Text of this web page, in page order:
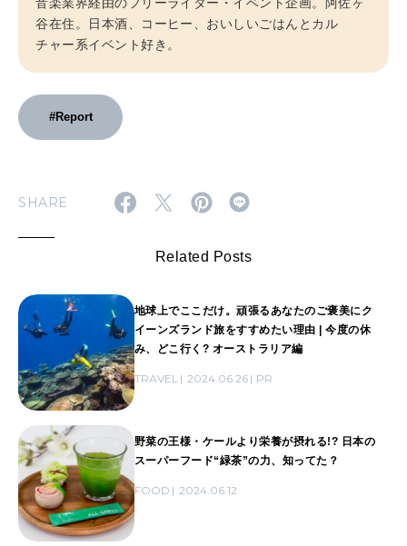
音楽業界経由のフリーライター・イベント企画。阿佐ヶ
谷在住。日本酒、コーヒー、おいしいごはんとカル
チャー系イベント好き。
#Report
SHARE
Related Posts
地球上でここだけ。頑張るあなたのご褒美にク
イーンズランド旅をすすめたい理由 | 今度の休
み、どこ行く? オーストラリア編
TRAVEL 2024.06.26 PR
野菜の王様・ケールより栄養が摂れる!? 日本の
スーパーフード“緑茶”の力、知ってた？
FOOD 2024.06.12